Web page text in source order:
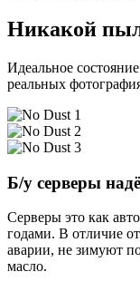
Никакой
Идеальное
реальных
Б/у серверы
Серверы это как
годами. В отличие
аварии, не зимуют
масло.